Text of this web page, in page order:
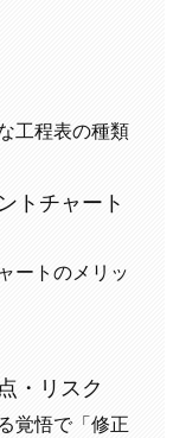
工程表の種類
トチャート
ートのメリッ
・リスク
覚悟で「修正